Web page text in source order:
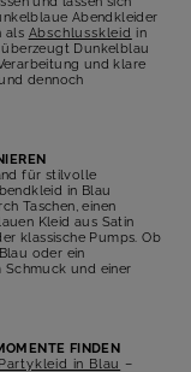
Abendkleider
als Abschlusskleid in
überzeugt Dunkelblau
und klare
dennoch
für stilvolle
in Blau
Taschen, einen
Kleid aus Satin
klassische Pumps. Ob
oder ein
und einer
FINDEN
Partykleid in Blau –